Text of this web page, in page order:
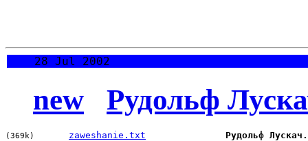
28 Jul 2002
new Рудольф
(369k) zaweshanie.txt Рудольф